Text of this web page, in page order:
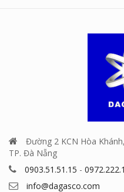
Đường 2 KCN Hòa
TP. Đà Nẵng
0903.51.51.15 -
info@dagasco.com